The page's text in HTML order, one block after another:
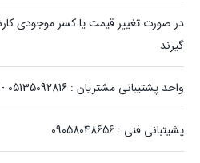
در صورت تغییر قیمت یا کسر موجودی
گیرند
واحد پشتیبانی مشتریان : 05135092816 - 09157153791
پشیتبانی فنی : 09058048656